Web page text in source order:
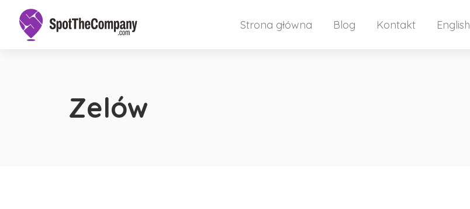
Strona główna Blog Kontakt English
Zelów